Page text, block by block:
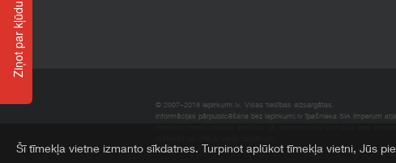
© 2007–2018 Iepirkumi.lv. Visas tiesības aizsargātas.
Informācijas pārpublicēšana bez iepirkumi.lv īpašnieka SIA Imperum
Šī tīmekļa vietne izmanto sīkdatnes. Turpinot aplūkot tīmekļa vietni, Jūs
Ziņot par kļūdu